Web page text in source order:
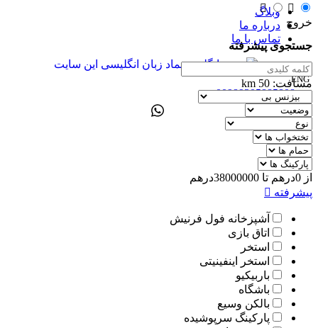
وبلاگ
درباره ما
تماس با ما
ENG
00989305885808
خروج
جستجوی پیشرفته
مسافت: 50
از 0درهم تا 38000000درهم
پیشرفته
آشپزخانه فول فرنیش
اتاق بازی
استخر
استخر اینفینیتی
باربیکیو
باشگاه
بالکن وسیع
پارکینگ سرپوشیده